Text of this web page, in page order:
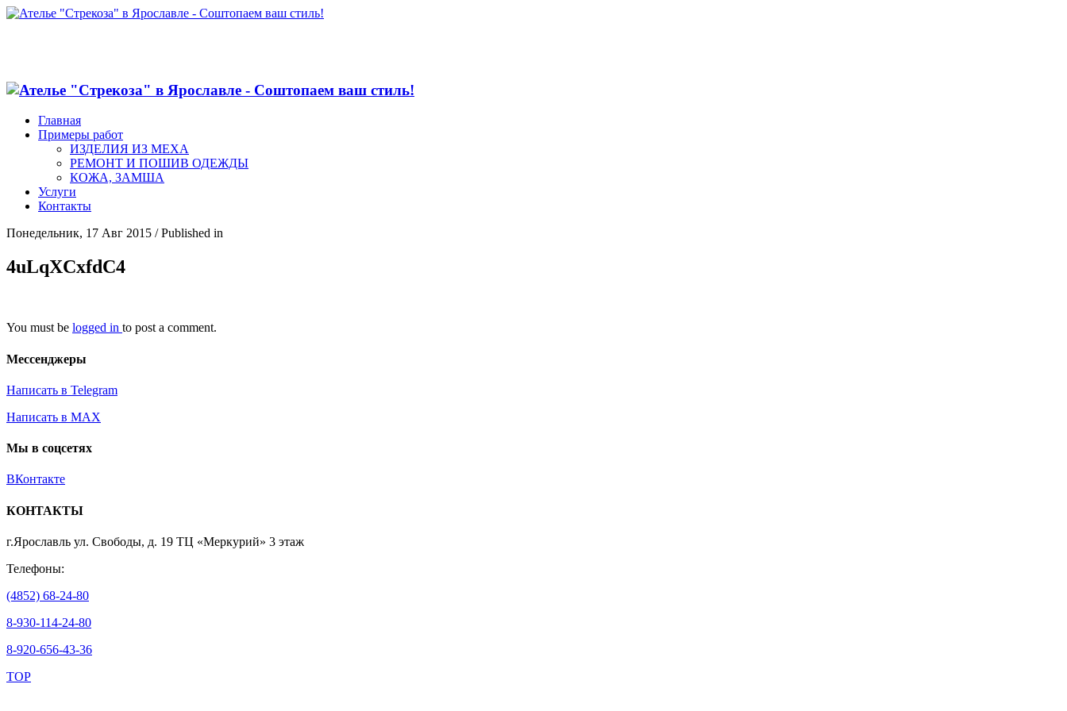
Главная
Примеры работ
ИЗДЕЛИЯ ИЗ МЕХА
РЕМОНТ И ПОШИВ ОДЕЖДЫ
КОЖА, ЗАМША
Услуги
Контакты
Понедельник, 17 Авг 2015 /Published in
4uLqXCxfdC4
You must be logged in to post a comment.
Мессенджеры
Написать в Telegram
Написать в MAX
Мы в соцсетях
ВКонтакте
КОНТАКТЫ
г.Ярославль ул. Свободы, д. 19 ТЦ «Меркурий» 3 этаж
Телефоны:
(4852) 68-24-80
8-930-114-24-80
8-920-656-43-36
TOP